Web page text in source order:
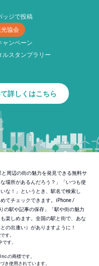
ッジで投稿
協会
ャンペーン
スタンプラリー
詳しくはこちら
周辺の街の魅力を発見できる無料サ
場所があるんだろう？」「いつも使
な！」というとき、駅名で検索し
てチェックできます。iPhone /
の駅や記事の保存」「駅や街の魅力
楽しめます。全国の駅と街で、あな
の出逢い）がありますように！
す。
す。
の商標です。
き使用されています。